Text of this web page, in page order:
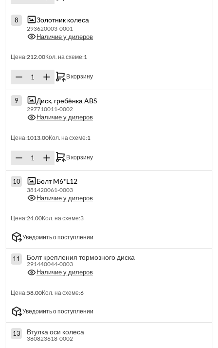
8 Золотник колеса
293620003-0001
Наличие у дилеров
Цена:212.00Кол. на схеме:1
В корзину
9 Диск, гребёнка ABS
297710011-0002
Наличие у дилеров
Цена:1013.00Кол. на схеме:1
В корзину
10 Болт M6*L12
381420061-0003
Наличие у дилеров
Цена:24.00Кол. на схеме:3
Уведомить о поступлении
11 Болт крепления тормозного диска
291440044-0003
Наличие у дилеров
Цена:58.00Кол. на схеме:6
Уведомить о поступлении
13 Втулка оси колеса
380823618-0002